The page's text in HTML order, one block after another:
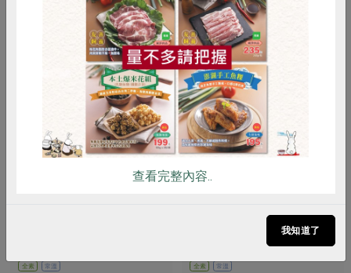
有限責任台北市智立勞動合作社
全素 常溫
有限責任台北市智立勞動合作社
全素 常溫
RPET 食譜 減硝酸鹽
雞蛋 食安 共同購買
查看完整內容..
我知道了